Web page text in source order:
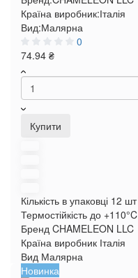
Країна виробник:Італія
Вид:Малярна
0
74.94 ₴
Купити
Кількість в упаковці 12 шт
Термостійкість до +110°C
Бренд CHAMELEON LLC
Країна виробник Італія
Вид Малярна
Новинка